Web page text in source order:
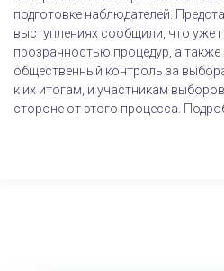
подготовке наблюдателей.
выступлениях сообщили, что уже
прозрачностью процедур, а
общественный контроль за
к их итогам, и участникам
стороне от этого процесса.